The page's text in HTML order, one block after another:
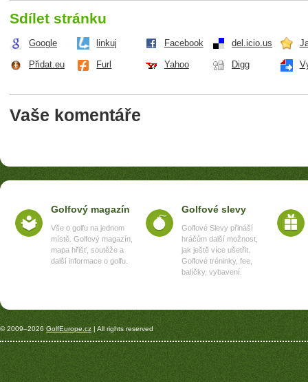
Sdílet stránku
Google linkuj Facebook del.icio.us
Přidat.eu Furl Yahoo Digg
Vaše komentáře
Golfový magazín
Vše o golfu na jednom
místě. Golfový magazín,
mapa hřišť, soutěže a
další informace o golfu.
Golfové slevy
Golfové Slevy přináší
hráčům další možnost,
jak ještě více ušetřit.
Golfové tréninky, fee,
balíčky, vybavení.
© 2009–2026GolfEurope.cz | All rights reserved